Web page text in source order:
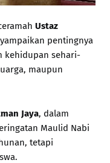
Ustaz
pentingnya
kehidupan sehari-
maupun
Jaya, dalam
Maulid Nabi
tetapi